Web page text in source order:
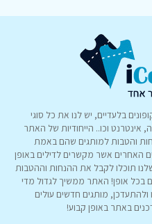
בלעדיים, יש לנו את כל סוגי
אינטרנט וכו.. הייחודיות של האתר
והטבות למותגים שהם באמת
האחרים אשר מקשרים לדילים באופן
תוכלו לקבל את ההנחות וההטבות
בכל אופן! האתר ממשיך לגדול מדי
ולהתעדכן, מותגים חדשים עולים
באתר באופן קבוע!